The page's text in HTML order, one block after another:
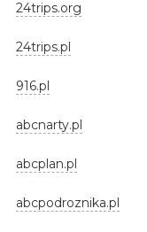
24trips.org
24trips.pl
916.pl
abcnarty.pl
abcplan.pl
abcpodroznika.pl